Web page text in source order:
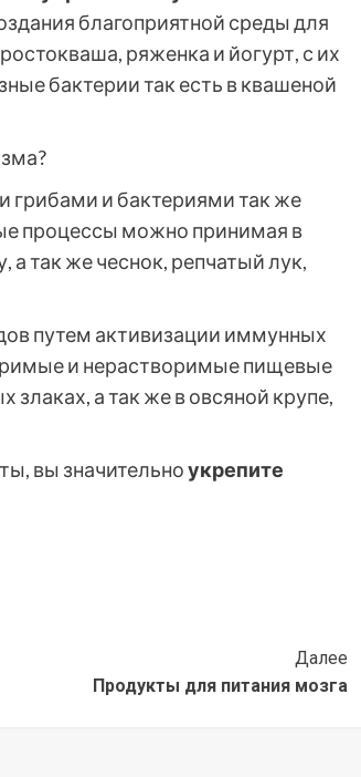
благоприятной среды для
ряженка и йогурт, с их
бактерии так есть в квашеной
грибами и бактериями так же
процессы можно принимая в
так же чеснок, репчатый лук,
путем активизации иммунных
и нерастворимые пищевые
а так же в овсяной крупе,
вы значительноукрепите
Далее
Продукты для питания мозга